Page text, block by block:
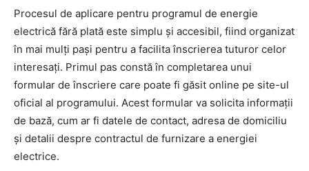
Procesul de aplicare pentru programul de energie
electrică fără plată este simplu și accesibil, fiind organizat
în mai mulți pași pentru a facilita înscrierea tuturor celor
interesați. Primul pas constă în completarea unui
formular de înscriere care poate fi găsit online pe site-ul
oficial al programului. Acest formular va solicita informații
de bază, cum ar fi datele de contact, adresa de domiciliu
și detalii despre contractul de furnizare a energiei
electrice.